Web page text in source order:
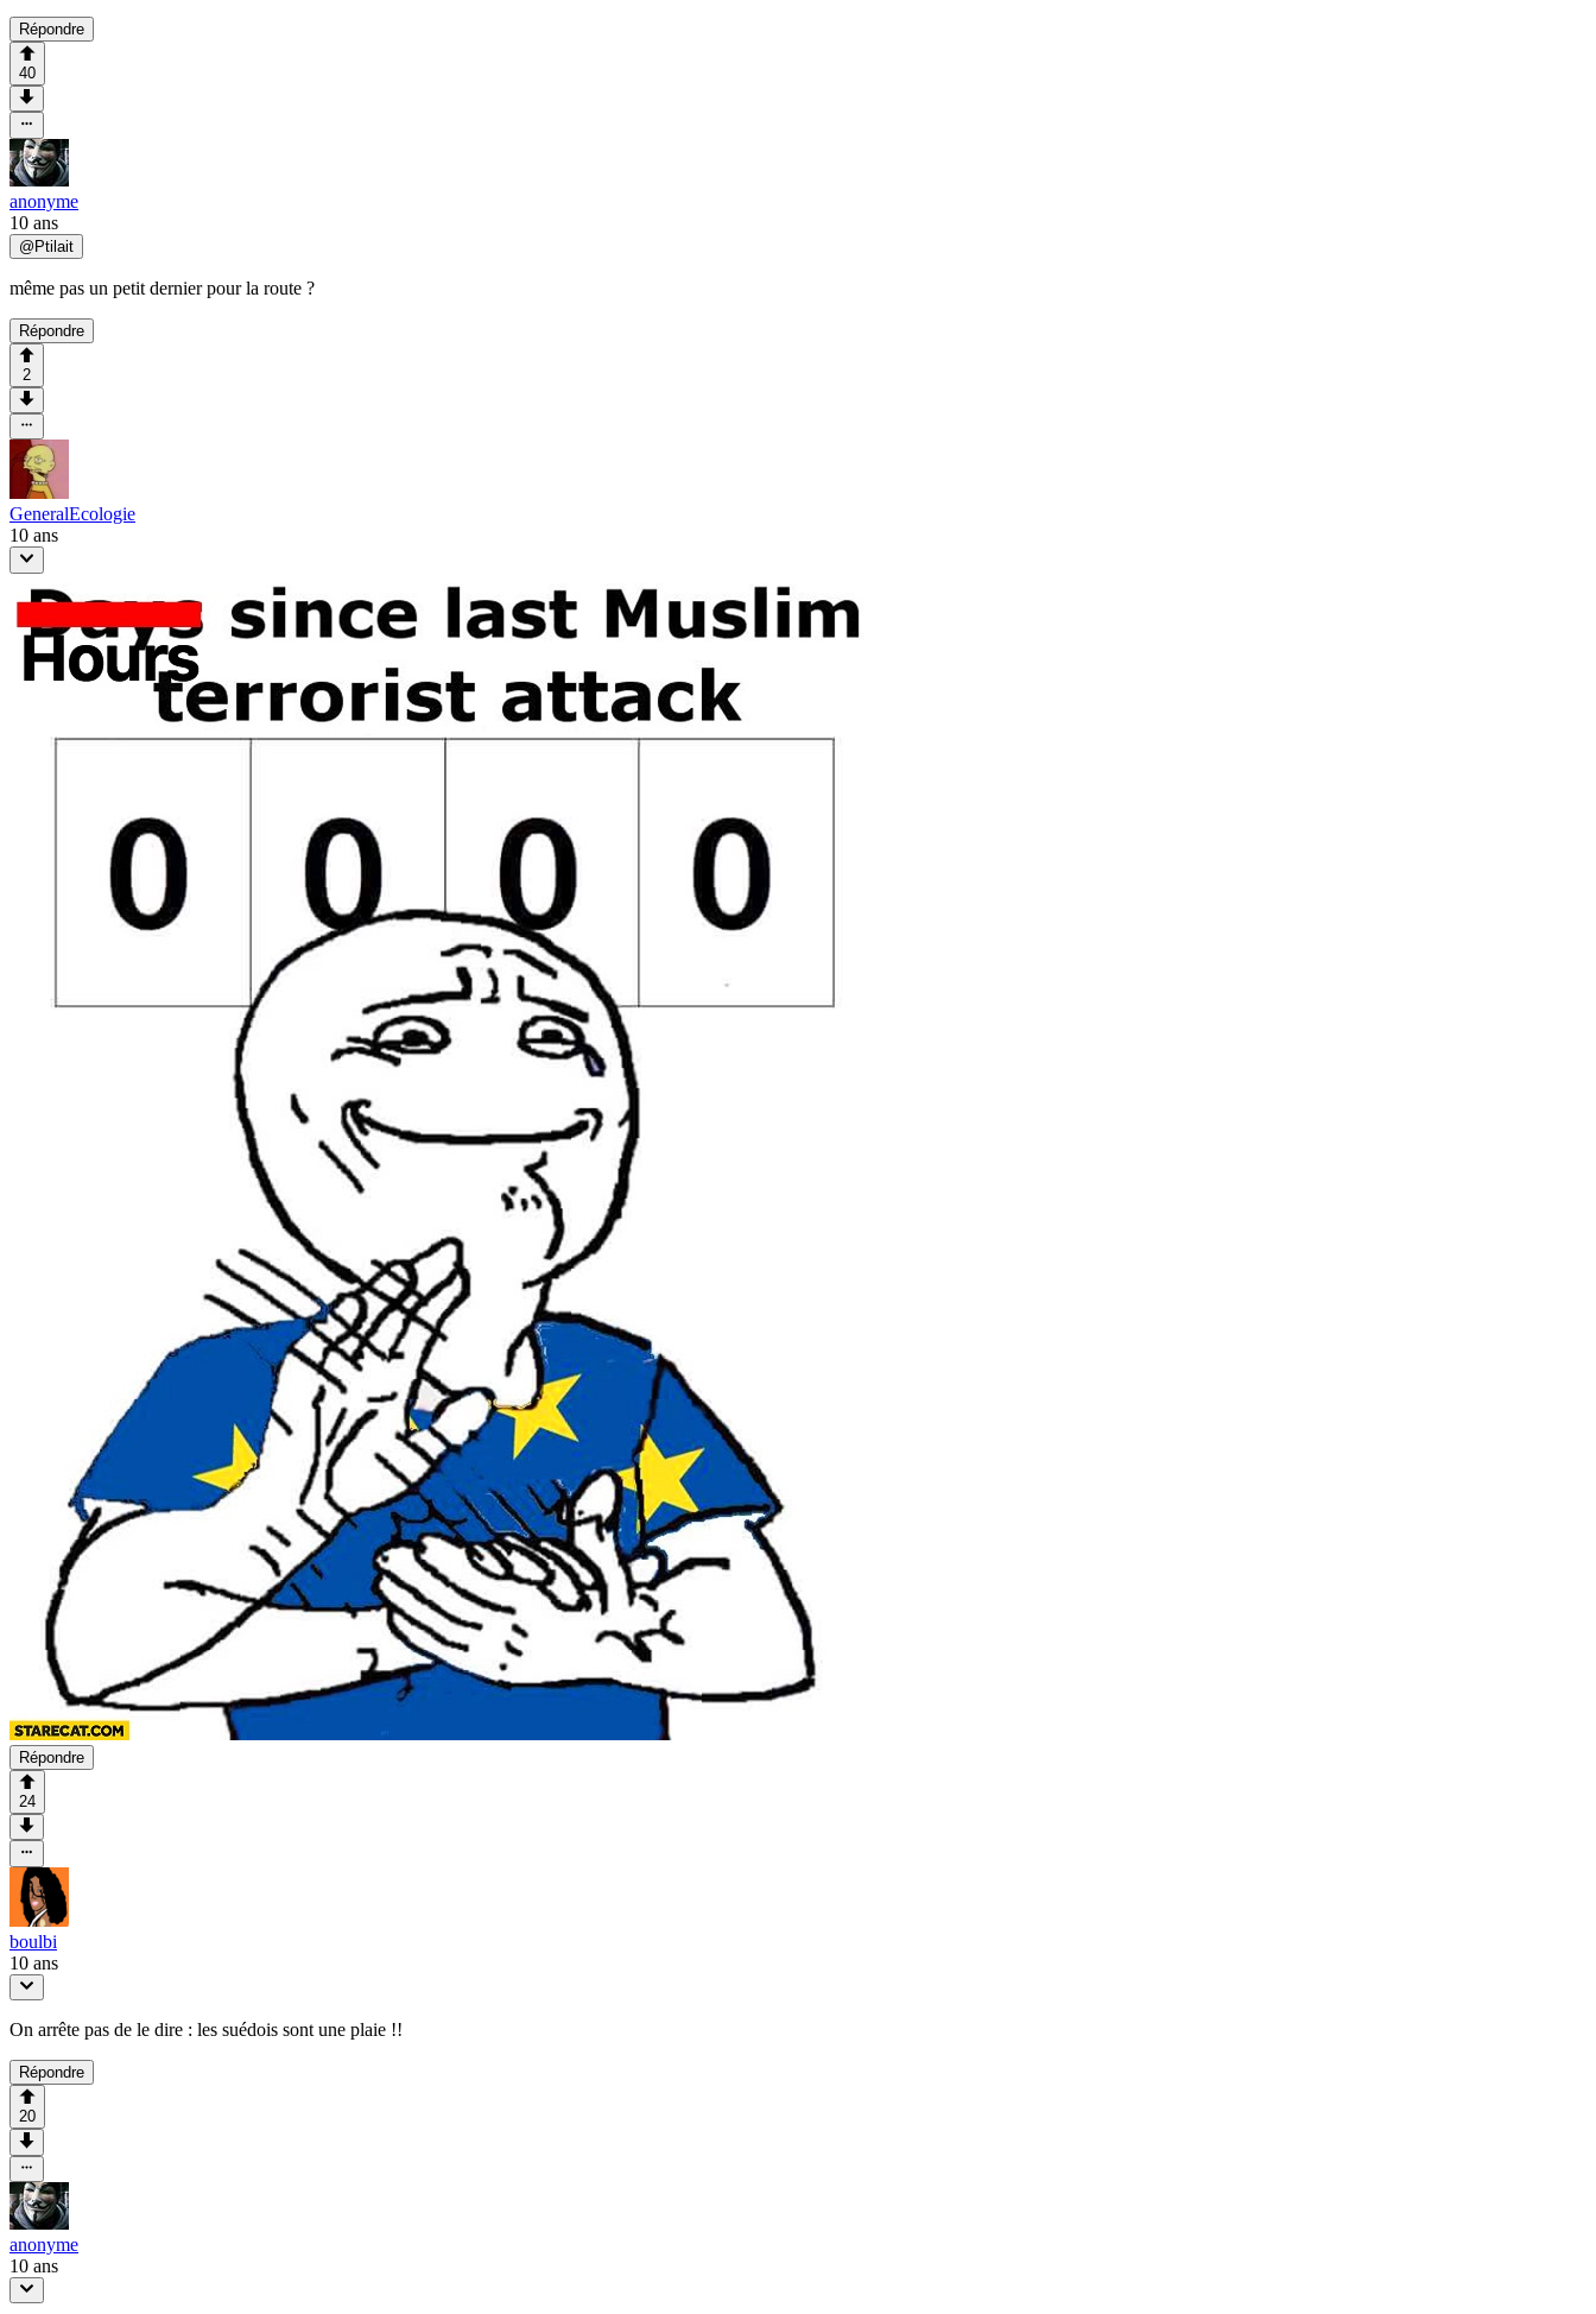
Répondre
40
anonyme
10 ans
@Ptilait
même pas un petit dernier pour la route ?
Répondre
2
GeneralEcologie
10 ans
Répondre
24
boulbi
10 ans
On arrête pas de le dire : les suédois sont une plaie !!
Répondre
20
anonyme
10 ans